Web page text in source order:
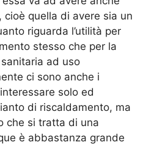
cioè quella di avere sia un
riguarda l’utilità per
stesso che per la
sanitaria ad uso
ci sono anche i
solo ed
di riscaldamento, ma
che si tratta di una
è abbastanza grande